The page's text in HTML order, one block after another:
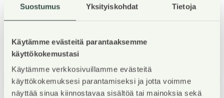
Suostumus Yksityiskohdat Tietoja
Käytämme evästeitä parantaaksemme
käyttökokemustasi
Käytämme verkkosivuillamme evästeitä
käyttökokemuksesi parantamiseksi ja jotta voimme
näyttää sinua kiinnostavaa sisältöä tai mainoksia sekä
1/5